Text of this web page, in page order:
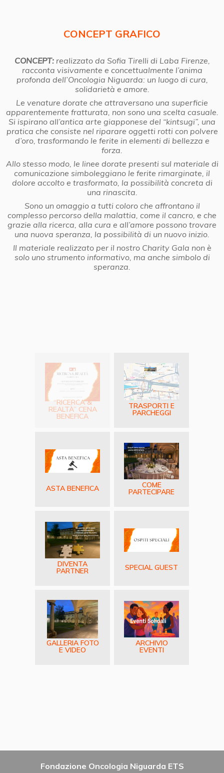
CONCEPT GRAFICO
CONCEPT:realizzato da Sofia Tirelli di Laba Firenze,
racconta visivamente e concettualmente l’anima
profonda dell’Oncologia Niguarda: un luogo di cura,
solidarietà e amore.
Le venature dorate che attraversano una superficie
apparentemente fratturata, non sono una scelta casuale.
Si ispirano all’antica arte giapponese del “kintsugi”, una
pratica che consiste nel riparare oggetti rotti con polvere
d’oro, trasformando le ferite in elementi di bellezza e
forza.
Allo stesso modo, le linee dorate presenti sul materiale di
comunicazione simboleggiano le ferite rimarginate, il
dolore accolto e trasformato, la possibilità concreta di
una rinascita.
Sono un omaggio a tutti coloro che affrontano il
complesso percorso della malattia, come il cancro, e che
grazie alla ricerca, alla cura e all’amore possono trovare
una nuova speranza, la possibilità di un nuovo inizio.
Il materiale realizzato per il nostro Charity Gala non è
solo uno strumento informativo, ma anche simbolo di
speranza.
“RICERCA &
REALTÀ” CENA
BENEFICA
TRASPORTI E
PARCHEGGI
ASTA BENEFICA COME
PARTECIPARE
DIVENTA
PARTNER SPECIAL GUEST
GALLERIA FOTO
E VIDEO
ARCHIVIO
EVENTI
Fondazione Oncologia Niguarda ETS